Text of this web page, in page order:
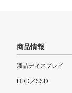
商品情報
液晶ディスプレイ
HDD／SSD